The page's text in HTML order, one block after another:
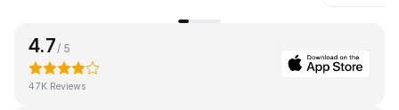
4.7 / 5
47K Reviews